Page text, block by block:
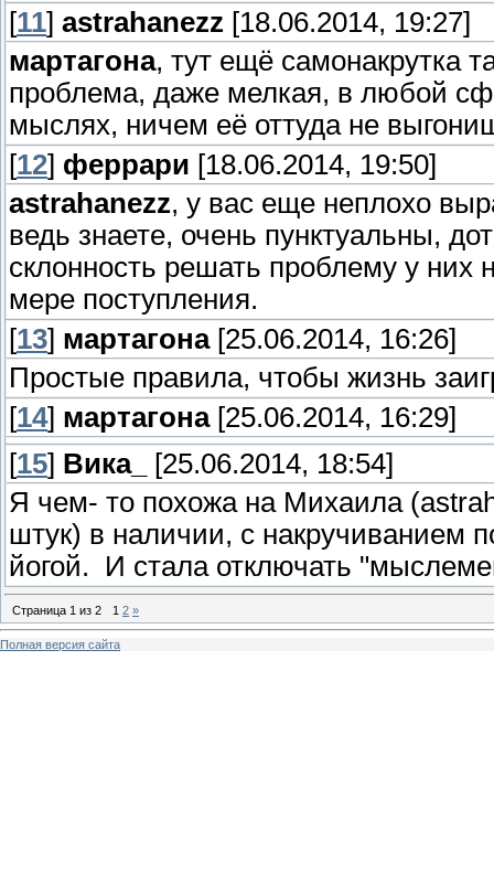
[11] astrahanezz [18.06.2014, 19:27]
мартагона, тут ещё самонакрутка
проблема, даже мелкая, в любой
мыслях, ничем её оттуда не
[12] феррари [18.06.2014, 19:50]
astrahanezz, у вас еще неплохо
ведь знаете, очень пунктуальны,
склонность решать проблему у них
мере поступления.
[13] мартагона[25.06.2014, 16:26]
Простые правила, чтобы жизнь
[14] мартагона[25.06.2014, 16:29]
[15] Вика_
[25.06.2014, 18:54]
Я чем- то похожа на Михаила
штук) в наличии, с накручиванием
йогой. И стала отключать
Страница 1 из 2 1 2 »
Полная версия сайта